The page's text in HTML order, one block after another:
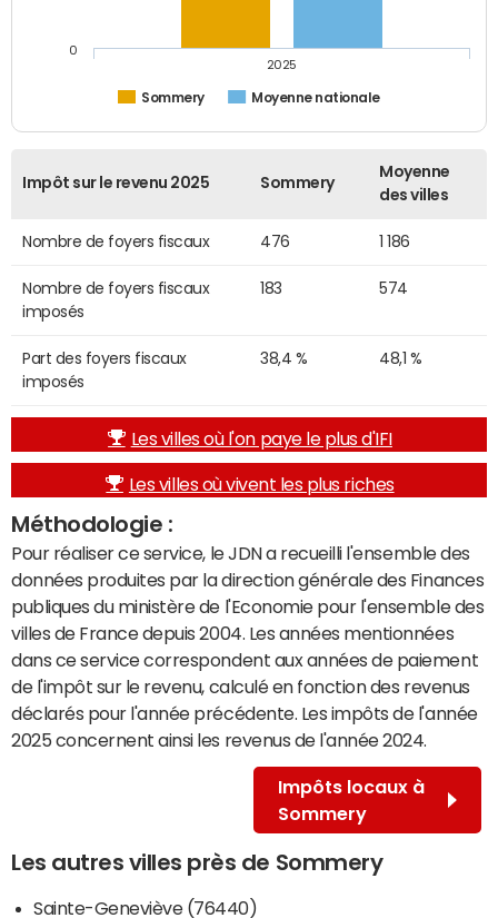
Sommery Moyenne nationale
2025
0
Impôt sur le revenu 2025 Sommery
Moyenne
des villes
Nombre de foyers fiscaux 476 1 186
Nombre de foyers fiscaux
imposés
183 574
Part des foyers fiscaux
imposés
38,4 % 48,1 %
Les villes où l'on paye le plus d'IFI
Les villes où vivent les plus riches
Méthodologie :
Pour réaliser ce service, le JDN a recueilli l'ensemble des
données produites par la direction générale des Finances
publiques du ministère de l'Economie pour l'ensemble des
villes de France depuis 2004. Les années mentionnées
dans ce service correspondent aux années de paiement
de l'impôt sur le revenu, calculé en fonction des revenus
déclarés pour l'année précédente. Les impôts de l'année
2025 concernent ainsi les revenus de l'année 2024.
Impôts locaux à
Sommery
Les autres villes près de Sommery
Sainte-Geneviève (76440)